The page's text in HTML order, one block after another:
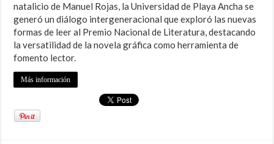
natalicio de Manuel Rojas, la Universidad de Playa Ancha se
generó un diálogo intergeneracional que exploró las nuevas
formas de leer al Premio Nacional de Literatura, destacando
la versatilidad de la novela gráfica como herramienta de
fomento lector.
Más información